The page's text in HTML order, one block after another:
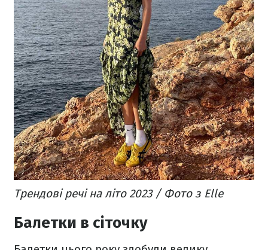
Трендові речі на літо 2023 / Фото з Elle
Балетки в сіточку